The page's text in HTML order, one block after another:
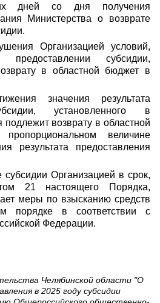
дней со дня получения
Министерства о возврате
Организацией условий,
предоставлении субсидии,
в областной бюджет в
значения результата
установленного в
возврату в областной
величине
результата предоставления
Организацией в срок,
21 настоящего Порядка,
меры по взысканию средств
порядке в соответствии с
Федерации.
Челябинской области "О
в 2025 году субсидии